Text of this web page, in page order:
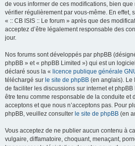
de vous informer de ces modifications, bien
vérifier régulièrement par vous-même. En effet,
« :: CB ISIS :: Le forum » après que des
acceptez d’être légalement responsable des
jour.
Nos forums sont développés par phpBB
phpBB » et « phpBB Limited ») qui est un
déclaré sous la « licence publique générale
téléchargé sur le site de phpBB (en anglais). Le
de faciliter les discussions sur internet et
être tenu comme responsable de la conduite et
acceptons et que nous n’acceptons pas. Pour
phpBB, veuillez consulter le site de phpBB (en
Vous acceptez de ne publier aucun contenu à
vulgaire, diffamatoire, choquant, menaçant,